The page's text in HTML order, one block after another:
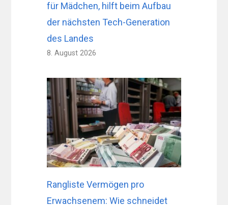
für Mädchen, hilft beim Aufbau
der nächsten Tech-Generation
des Landes
8. August 2026
Rangliste Vermögen pro
Erwachsenem: Wie schneidet